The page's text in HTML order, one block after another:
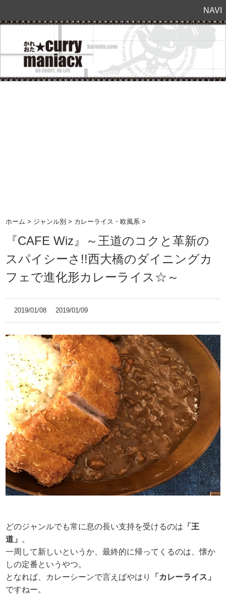
NAVI
ホーム > ジャンル別 > カレーライス・欧風系 >
『CAFE Wiz』～王道のコクと革新の
スパイシーさ!!西大橋のダイニングカ
フェで進化形カレーライス☆～
2019/01/08 2019/01/09
どのジャンルでも常に息の長い支持を受けるのは 「王
道」
。
一周して新しいというか、最終的に帰ってくるのは、懐か
しの定番というやつ。
となれば、カレーシーンで言えばやはり
「カレーライス」
ですねー。